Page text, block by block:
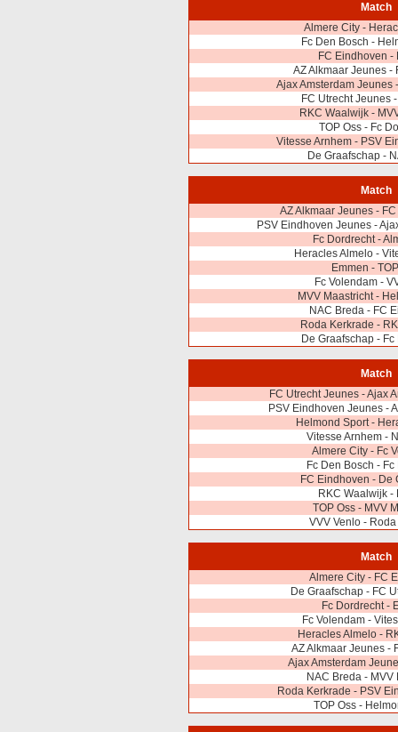
Match
Almere City -
Fc Den Bosch -
FC Eindhoven -
AZ Alkmaar Jeunes -
Ajax Amsterdam Jeunes
FC Utrecht Jeunes
RKC Waalwijk -
TOP Oss - Fc
Vitesse Arnhem - PSV
De Graafschap -
Match
AZ Alkmaar Jeunes -
PSV Eindhoven Jeunes -
Fc Dordrecht -
Heracles Almelo -
Emmen -
Fc Volendam -
MVV Maastricht -
NAC Breda - FC
Roda Kerkrade -
De Graafschap -
Match
FC Utrecht Jeunes - Ajax
PSV Eindhoven Jeunes -
Helmond Sport -
Vitesse Arnhem -
Almere City - Fc
Fc Den Bosch -
FC Eindhoven - De
RKC Waalwijk -
TOP Oss - MVV
VVV Venlo -
Match
Almere City - FC
De Graafschap - FC
Fc Dordrecht -
Fc Volendam -
Heracles Almelo -
AZ Alkmaar Jeunes -
Ajax Amsterdam
NAC Breda - MVV
Roda Kerkrade - PSV
TOP Oss -